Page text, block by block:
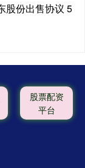
股份出售协议 5
股票配资
平台